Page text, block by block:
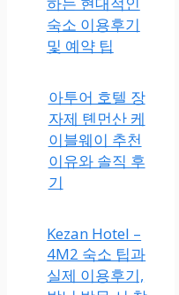
숙소 이용후기
및 예약 팁
아투어 호텔 장
자제 톈먼산 케
이블웨이 추천
이유와 솔직 후
기
Kezan Hotel –
4M2 숙소 팁과
실제 이용후기,